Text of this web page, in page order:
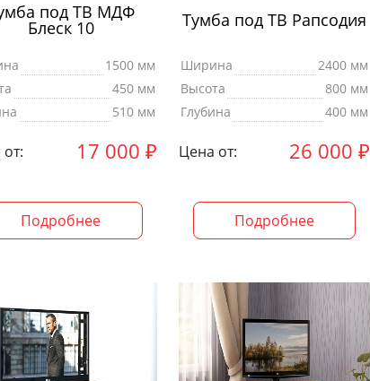
под ТВ МДФ
Блеск 10
1500 мм
450 мм
510 мм
17 000 ₽
Подробнее
Тумба под ТВ Рапсодия
Ширина
2400 мм
Высота
800 мм
Глубина
400 мм
Цена от: 26 000 ₽
Подробнее